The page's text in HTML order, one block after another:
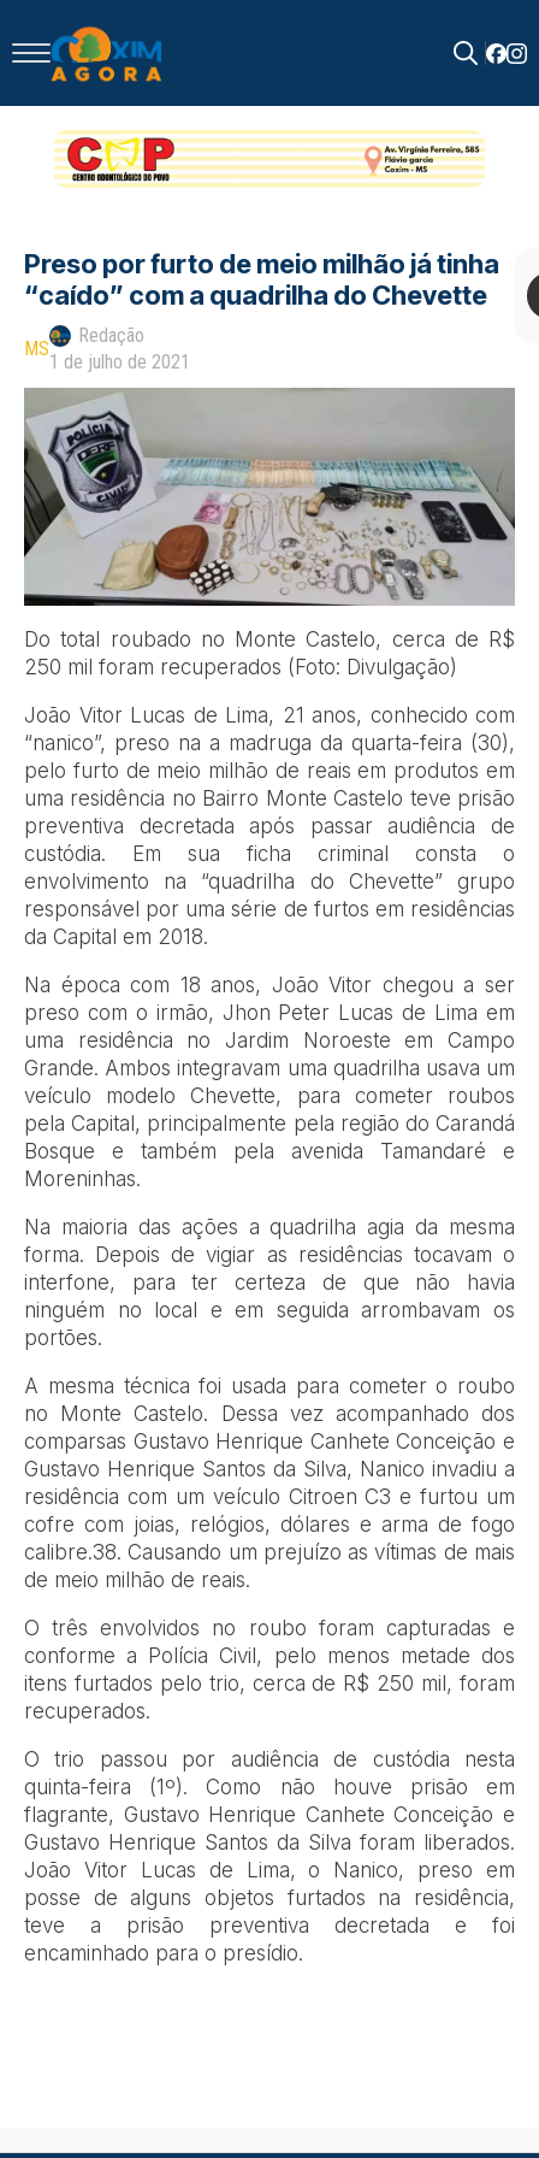
for:
Preso por furto de meio milhão já tinha
“caído” com a quadrilha do Chevette
MS
Redação
1 de julho de 2021
Do total roubado no Monte Castelo, cerca de R$
250 mil foram recuperados (Foto: Divulgação)
João Vitor Lucas de Lima, 21 anos, conhecido com
“nanico”, preso na a madruga da quarta-feira (30),
pelo furto de meio milhão de reais em produtos em
uma residência no Bairro Monte Castelo teve prisão
preventiva decretada após passar audiência de
custódia. Em sua ficha criminal consta o
envolvimento na “quadrilha do Chevette” grupo
responsável por uma série de furtos em residências
da Capital em 2018.
Na época com 18 anos, João Vitor chegou a ser
preso com o irmão, Jhon Peter Lucas de Lima em
uma residência no Jardim Noroeste em Campo
Grande. Ambos integravam uma quadrilha usava um
veículo modelo Chevette, para cometer roubos
pela Capital, principalmente pela região do Carandá
Bosque e também pela avenida Tamandaré e
Moreninhas.
Na maioria das ações a quadrilha agia da mesma
forma. Depois de vigiar as residências tocavam o
interfone, para ter certeza de que não havia
ninguém no local e em seguida arrombavam os
portões.
A mesma técnica foi usada para cometer o roubo
no Monte Castelo. Dessa vez acompanhado dos
comparsas Gustavo Henrique Canhete Conceição e
Gustavo Henrique Santos da Silva, Nanico invadiu a
residência com um veículo Citroen C3 e furtou um
cofre com joias, relógios, dólares e arma de fogo
calibre.38. Causando um prejuízo as vítimas de mais
de meio milhão de reais.
O três envolvidos no roubo foram capturadas e
conforme a Polícia Civil, pelo menos metade dos
itens furtados pelo trio, cerca de R$ 250 mil, foram
recuperados.
O trio passou por audiência de custódia nesta
quinta-feira (1º). Como não houve prisão em
flagrante, Gustavo Henrique Canhete Conceição e
Gustavo Henrique Santos da Silva foram liberados.
João Vitor Lucas de Lima, o Nanico, preso em
posse de alguns objetos furtados na residência,
teve a prisão preventiva decretada e foi
encaminhado para o presídio.